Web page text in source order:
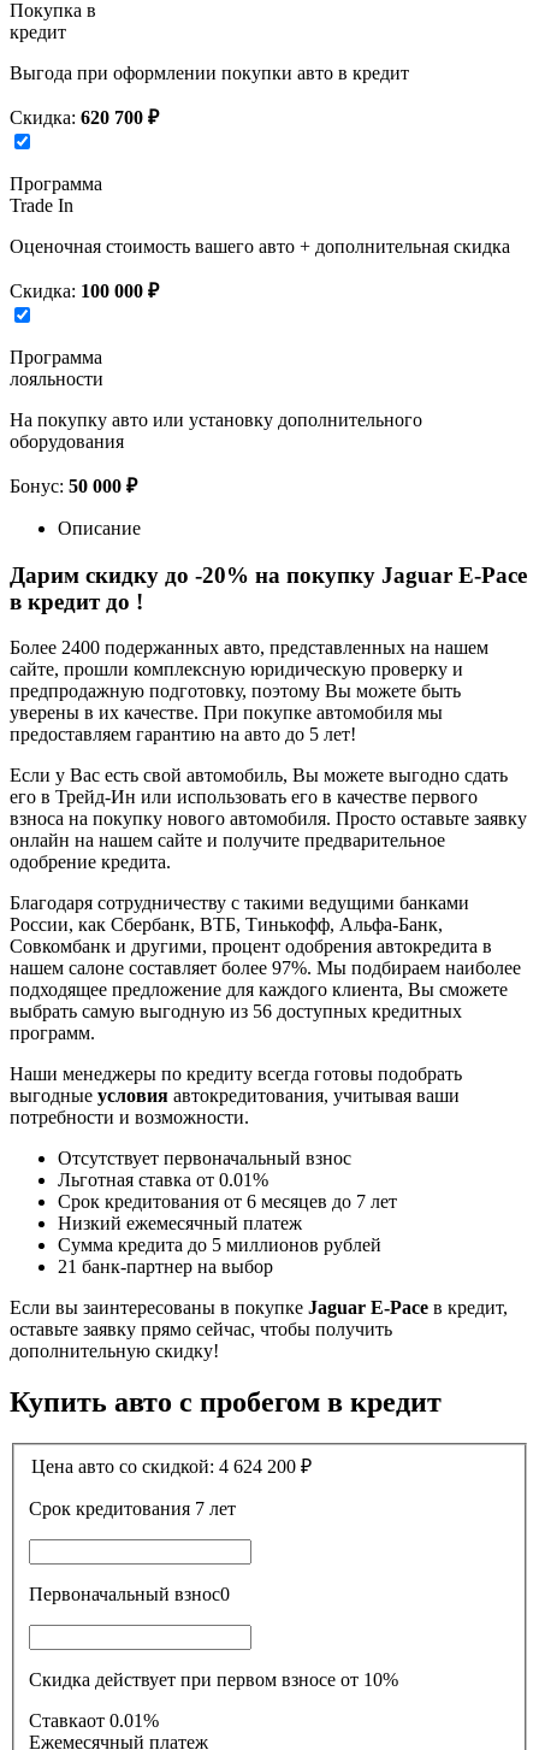
Покупка в
кредит
Выгода при оформлении покупки авто в кредит
Скидка: 620 700 ₽
Программа
Trade In
Оценочная стоимость вашего авто + дополнительная скидка
Скидка: 100 000 ₽
Программа
лояльности
На покупку авто или установку дополнительного
оборудования
Бонус: 50 000 ₽
Описание
Дарим скидку до -20% на покупку Jaguar E-Pace
в кредит до !
Более 2400 подержанных авто, представленных на нашем
сайте, прошли комплексную юридическую проверку и
предпродажную подготовку, поэтому Вы можете быть
уверены в их качестве. При покупке автомобиля мы
предоставляем гарантию на авто до 5 лет!
Если у Вас есть свой автомобиль, Вы можете выгодно сдать
его в Трейд-Ин или использовать его в качестве первого
взноса на покупку нового автомобиля. Просто оставьте заявку
онлайн на нашем сайте и получите предварительное
одобрение кредита.
Благодаря сотрудничеству с такими ведущими банками
России, как Сбербанк, ВТБ, Тинькофф, Альфа-Банк,
Совкомбанк и другими, процент одобрения автокредита в
нашем салоне составляет более 97%. Мы подбираем наиболее
подходящее предложение для каждого клиента, Вы сможете
выбрать самую выгодную из 56 доступных кредитных
программ.
Наши менеджеры по кредиту всегда готовы подобрать
выгодные условия автокредитования, учитывая ваши
потребности и возможности.
Отсутствует первоначальный взнос
Льготная ставка от 0.01%
Срок кредитования от 6 месяцев до 7 лет
Низкий ежемесячный платеж
Сумма кредита до 5 миллионов рублей
21 банк-партнер на выбор
Если вы заинтересованы в покупке Jaguar E-Pace в кредит,
оставьте заявку прямо сейчас, чтобы получить
дополнительную скидку!
Купить авто с пробегом в кредит
Цена авто со скидкой: 4 624 200 ₽
Срок кредитования 7 лет
Первоначальный взнос0
Скидка действует при первом взносе от 10%
Ставкаот 0.01%
Ежемесячный платеж